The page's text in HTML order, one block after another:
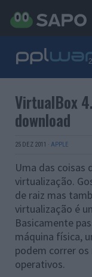
VirtualBox
download
25 DEZ 2011 · APPLE
Uma das coisas
virtualização.
de raiz mas
virtualização é
Basicamente
máquina física,
podem correr
operativos.